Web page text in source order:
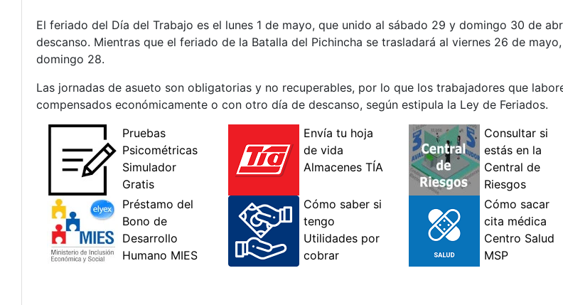
El feriado del Día del Trabajo es el lunes 1 de mayo, que unido al sábado 29 y domingo 30 de
descanso. Mientras que el feriado de la Batalla del Pichincha se trasladará al viernes 26 de
domingo 28.
Las jornadas de asueto son obligatorias y no recuperables, por lo que los trabajadores que
compensados económicamente o con otro día de descanso, según estipula la Ley de Feriados.